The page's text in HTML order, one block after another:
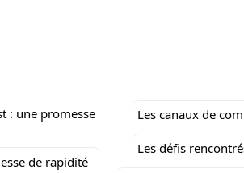
: une promesse
de rapidité
Les canaux de
Les défis